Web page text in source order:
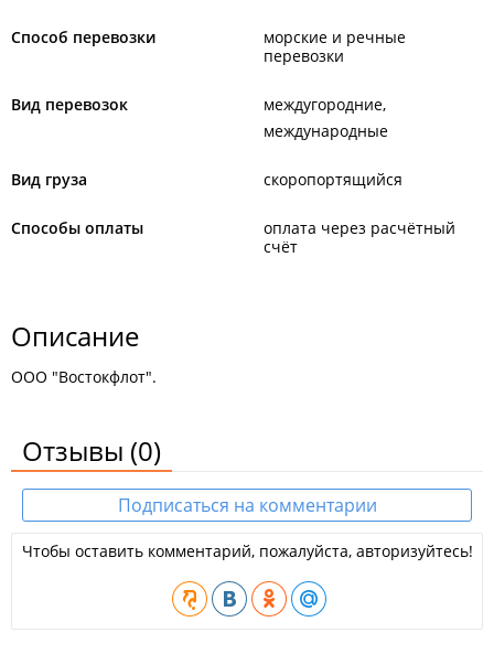
Способ перевозки
морские и речные
перевозки
Вид перевозок
междугородние
международные
Вид груза скоропортящийся
Способы оплаты
оплата через расчётный
счёт
Описание
ООО "Востокфлот".
Отзывы (0)
Подписаться на комментарии
Чтобы оставить комментарий, пожалуйста, авторизуйтесь!